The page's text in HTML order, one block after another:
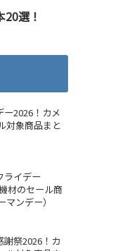
選！
2026！カメ
対象商品まと
ライデー
材のセール商
ンデー）
祭2026！カ